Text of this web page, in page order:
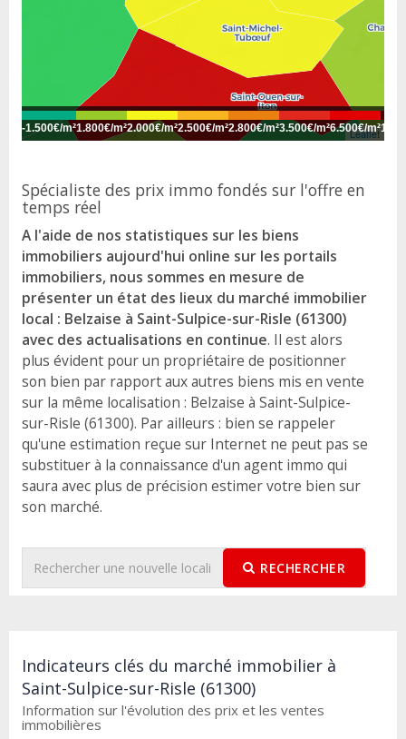
Leaflet
-1.500€/m²1.800€/m²2.000€/m²2.500€/m²2.800€/m²3.500€/m²6.500€/m²
Spécialiste des prix immo fondés sur l'offre en
temps réel
A l'aide de nos statistiques sur les biens
immobiliers aujourd'hui online sur les portails
immobiliers, nous sommes en mesure de
présenter un état des lieux du marché immobilier
local : Belzaise à Saint-Sulpice-sur-Risle (61300)
avec des actualisations en continue. Il est alors
plus évident pour un propriétaire de positionner
son bien par rapport aux autres biens mis en vente
sur la même localisation : Belzaise à Saint-Sulpice-
sur-Risle (61300). Par ailleurs : bien se rappeler
qu'une estimation reçue sur Internet ne peut pas se
substituer à la connaissance d'un agent immo qui
saura avec plus de précision estimer votre bien sur
son marché.
RECHERCHER
Indicateurs clés du marché immobilier à
Saint-Sulpice-sur-Risle (61300)
Information sur l'évolution des prix et les ventes
immobilières